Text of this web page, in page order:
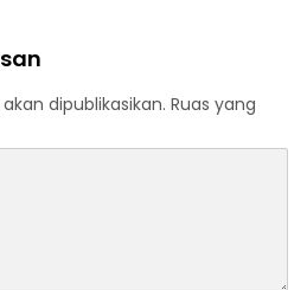
dipublikasikan. Ruas yang